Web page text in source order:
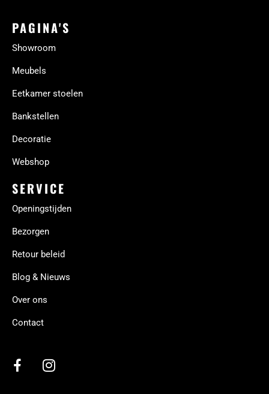
PAGINA'S
Showroom
Meubels
Eetkamer stoelen
Bankstellen
Decoratie
Webshop
SERVICE
Openingstijden
Bezorgen
Retour beleid
Blog & Nieuws
Over ons
Contact